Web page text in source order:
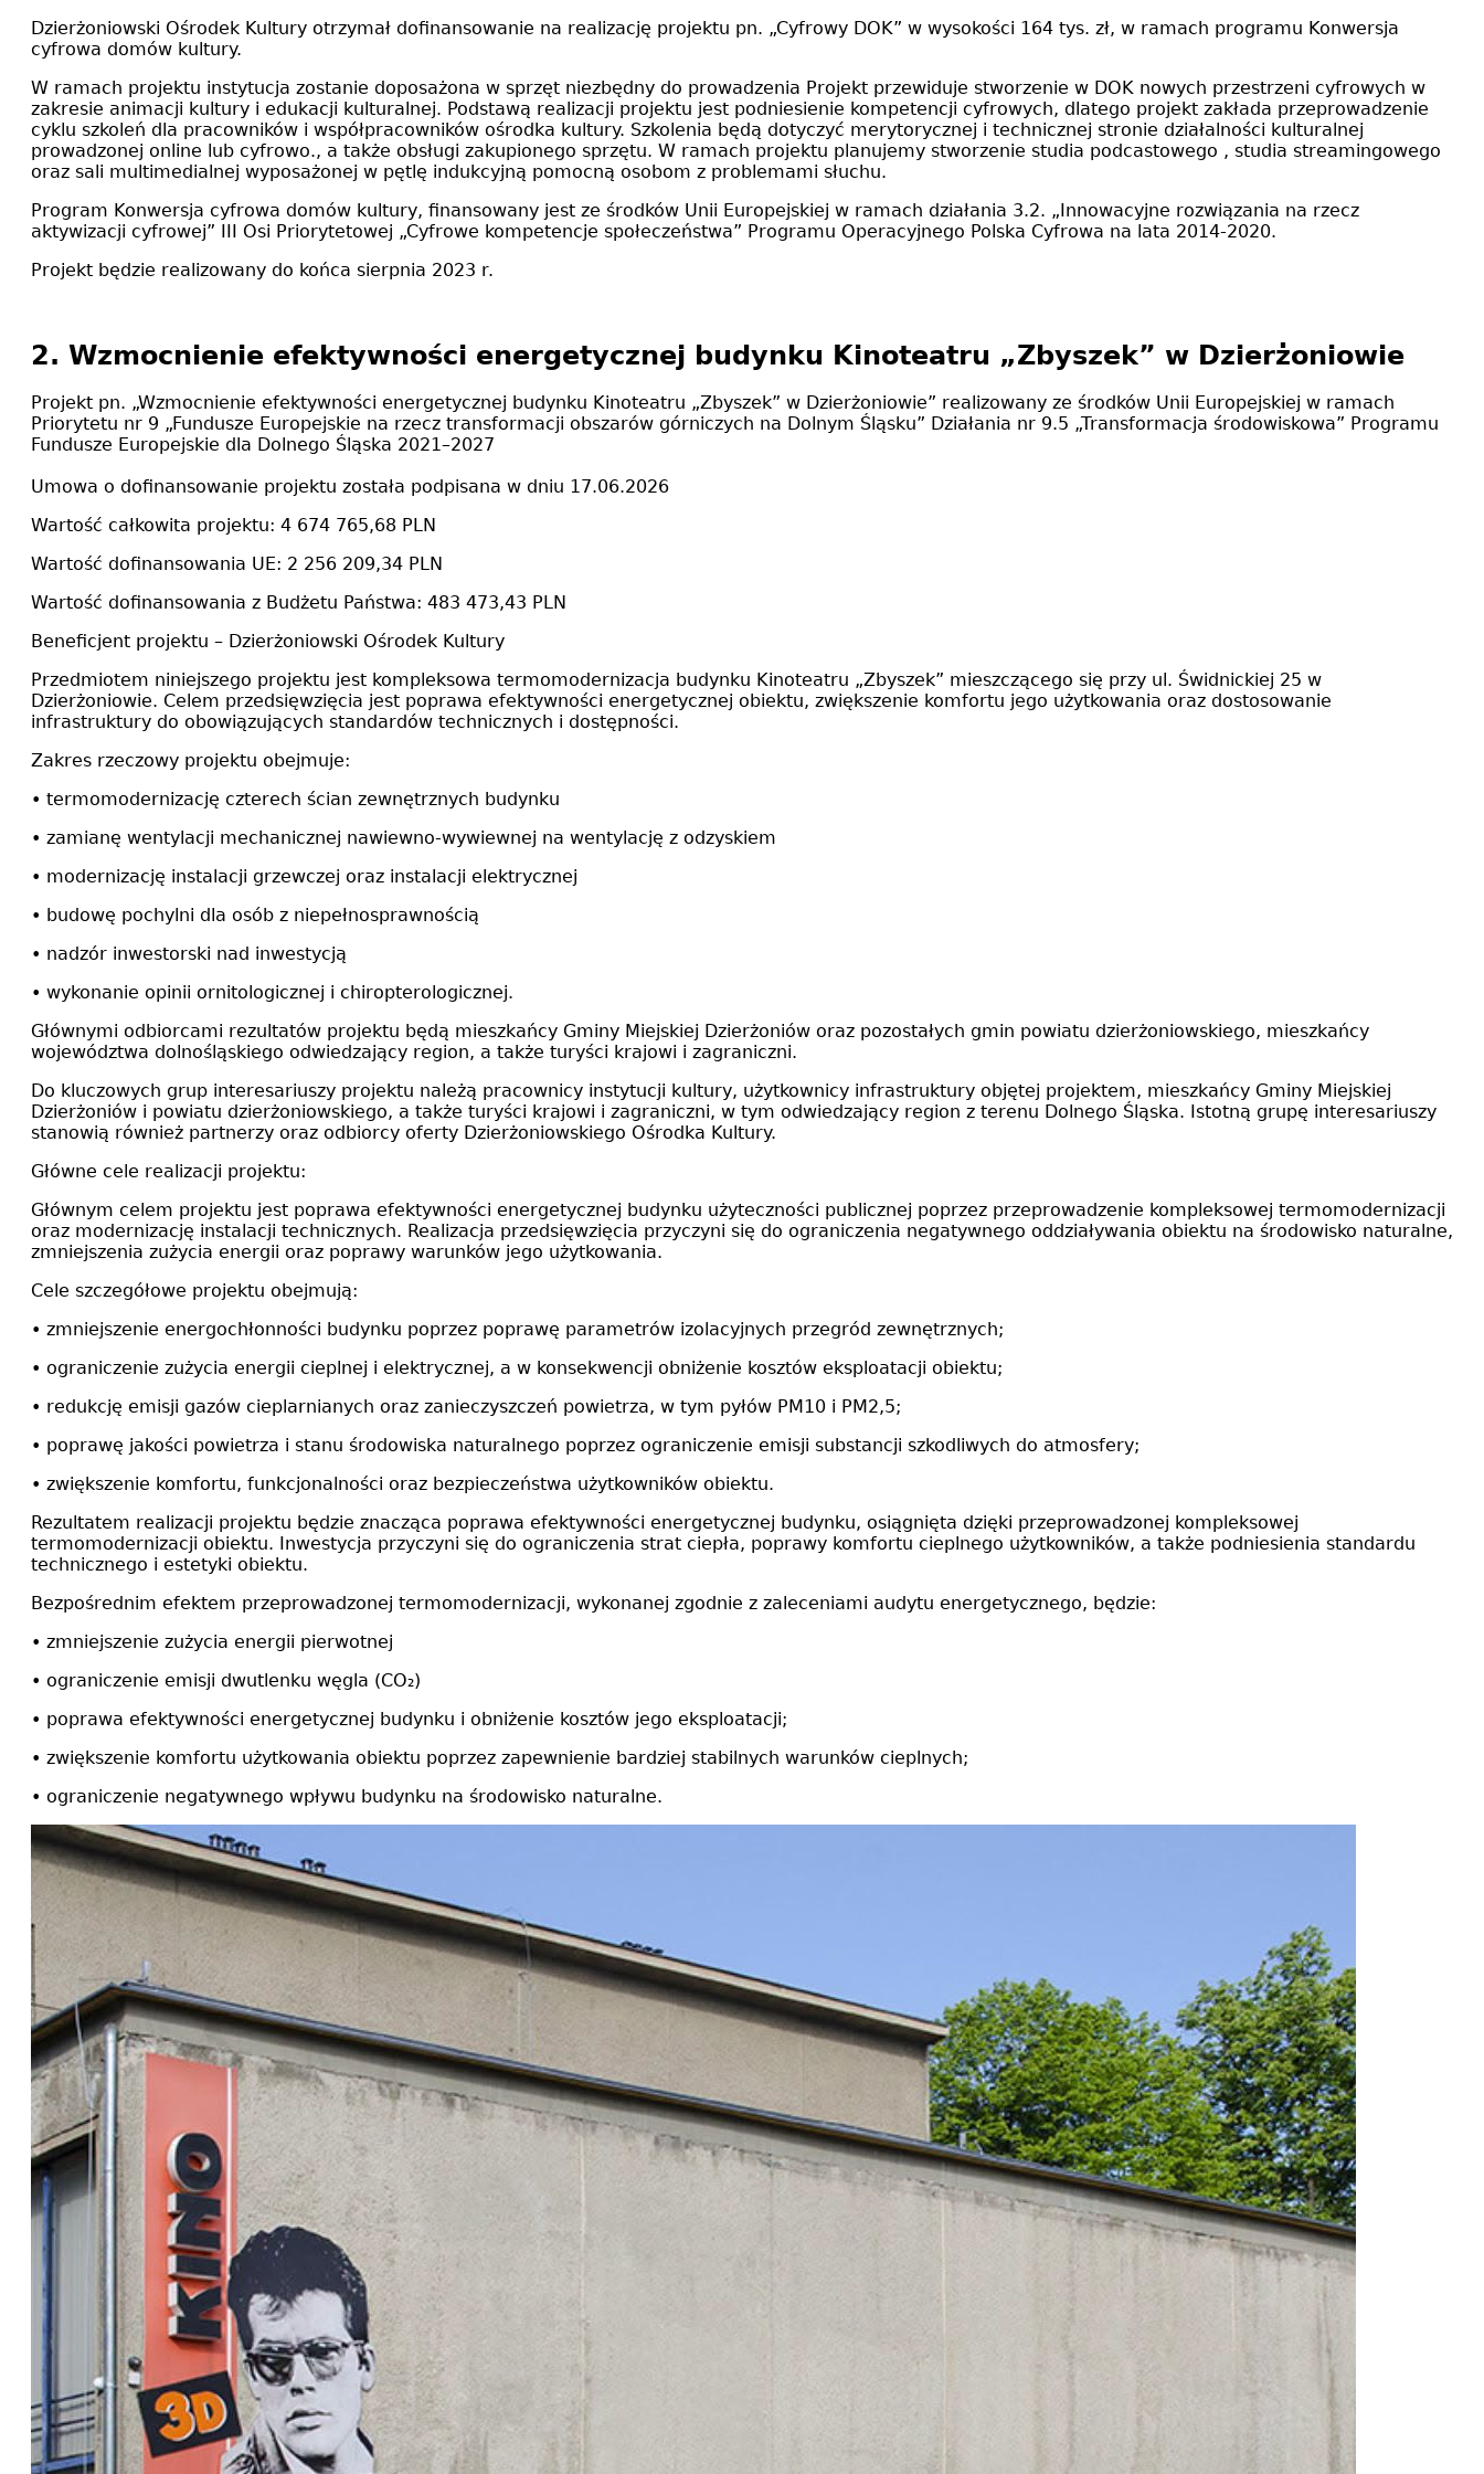
Dzierżoniowski Ośrodek Kultury otrzymał dofinansowanie na realizację projektu pn. „Cyfrowy DOK” w wysokości 164 tys. zł, w ramach programu Konwersja
cyfrowa domów kultury.
W ramach projektu instytucja zostanie doposażona w sprzęt niezbędny do prowadzenia Projekt przewiduje stworzenie w DOK nowych przestrzeni cyfrowych w
zakresie animacji kultury i edukacji kulturalnej. Podstawą realizacji projektu jest podniesienie kompetencji cyfrowych, dlatego projekt zakłada przeprowadzenie
cyklu szkoleń dla pracowników i współpracowników ośrodka kultury. Szkolenia będą dotyczyć merytorycznej i technicznej stronie działalności kulturalnej
prowadzonej online lub cyfrowo., a także obsługi zakupionego sprzętu. W ramach projektu planujemy stworzenie studia podcastowego , studia streamingowego
oraz sali multimedialnej wyposażonej w pętlę indukcyjną pomocną osobom z problemami słuchu.
Program Konwersja cyfrowa domów kultury, finansowany jest ze środków Unii Europejskiej w ramach działania 3.2. „Innowacyjne rozwiązania na rzecz
aktywizacji cyfrowej” III Osi Priorytetowej „Cyfrowe kompetencje społeczeństwa” Programu Operacyjnego Polska Cyfrowa na lata 2014-2020.
Projekt będzie realizowany do końca sierpnia 2023 r.
2. Wzmocnienie efektywności energetycznej budynku Kinoteatru „Zbyszek” w Dzierżoniowie
Projekt pn. „Wzmocnienie efektywności energetycznej budynku Kinoteatru „Zbyszek” w Dzierżoniowie” realizowany ze środków Unii Europejskiej w ramach
Priorytetu nr 9 „Fundusze Europejskie na rzecz transformacji obszarów górniczych na Dolnym Śląsku” Działania nr 9.5 „Transformacja środowiskowa” Programu
Fundusze Europejskie dla Dolnego Śląska 2021–2027
Umowa o dofinansowanie projektu została podpisana w dniu 17.06.2026
Wartość całkowita projektu: 4 674 765,68 PLN
Wartość dofinansowania UE: 2 256 209,34 PLN
Wartość dofinansowania z Budżetu Państwa: 483 473,43 PLN
Beneficjent projektu – Dzierżoniowski Ośrodek Kultury
Przedmiotem niniejszego projektu jest kompleksowa termomodernizacja budynku Kinoteatru „Zbyszek” mieszczącego się przy ul. Świdnickiej 25 w
Dzierżoniowie. Celem przedsięwzięcia jest poprawa efektywności energetycznej obiektu, zwiększenie komfortu jego użytkowania oraz dostosowanie
infrastruktury do obowiązujących standardów technicznych i dostępności.
Zakres rzeczowy projektu obejmuje:
• termomodernizację czterech ścian zewnętrznych budynku
• zamianę wentylacji mechanicznej nawiewno-wywiewnej na wentylację z odzyskiem
• modernizację instalacji grzewczej oraz instalacji elektrycznej
• budowę pochylni dla osób z niepełnosprawnością
• nadzór inwestorski nad inwestycją
• wykonanie opinii ornitologicznej i chiropterologicznej.
Głównymi odbiorcami rezultatów projektu będą mieszkańcy Gminy Miejskiej Dzierżoniów oraz pozostałych gmin powiatu dzierżoniowskiego, mieszkańcy
województwa dolnośląskiego odwiedzający region, a także turyści krajowi i zagraniczni.
Do kluczowych grup interesariuszy projektu należą pracownicy instytucji kultury, użytkownicy infrastruktury objętej projektem, mieszkańcy Gminy Miejskiej
Dzierżoniów i powiatu dzierżoniowskiego, a także turyści krajowi i zagraniczni, w tym odwiedzający region z terenu Dolnego Śląska. Istotną grupę interesariuszy
stanowią również partnerzy oraz odbiorcy oferty Dzierżoniowskiego Ośrodka Kultury.
Główne cele realizacji projektu:
Głównym celem projektu jest poprawa efektywności energetycznej budynku użyteczności publicznej poprzez przeprowadzenie kompleksowej termomodernizacji
oraz modernizację instalacji technicznych. Realizacja przedsięwzięcia przyczyni się do ograniczenia negatywnego oddziaływania obiektu na środowisko naturalne,
zmniejszenia zużycia energii oraz poprawy warunków jego użytkowania.
Cele szczegółowe projektu obejmują:
• zmniejszenie energochłonności budynku poprzez poprawę parametrów izolacyjnych przegród zewnętrznych;
• ograniczenie zużycia energii cieplnej i elektrycznej, a w konsekwencji obniżenie kosztów eksploatacji obiektu;
• redukcję emisji gazów cieplarnianych oraz zanieczyszczeń powietrza, w tym pyłów PM10 i PM2,5;
• poprawę jakości powietrza i stanu środowiska naturalnego poprzez ograniczenie emisji substancji szkodliwych do atmosfery;
• zwiększenie komfortu, funkcjonalności oraz bezpieczeństwa użytkowników obiektu.
Rezultatem realizacji projektu będzie znacząca poprawa efektywności energetycznej budynku, osiągnięta dzięki przeprowadzonej kompleksowej
termomodernizacji obiektu. Inwestycja przyczyni się do ograniczenia strat ciepła, poprawy komfortu cieplnego użytkowników, a także podniesienia standardu
technicznego i estetyki obiektu.
Bezpośrednim efektem przeprowadzonej termomodernizacji, wykonanej zgodnie z zaleceniami audytu energetycznego, będzie:
• zmniejszenie zużycia energii pierwotnej
• ograniczenie emisji dwutlenku węgla (CO₂)
• poprawa efektywności energetycznej budynku i obniżenie kosztów jego eksploatacji;
• zwiększenie komfortu użytkowania obiektu poprzez zapewnienie bardziej stabilnych warunków cieplnych;
• ograniczenie negatywnego wpływu budynku na środowisko naturalne.